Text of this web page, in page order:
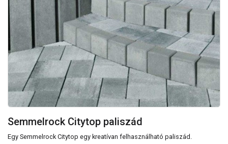
Semmelrock Citytop paliszád
Egy Semmelrock Citytop egy kreatívan felhasználható paliszád.